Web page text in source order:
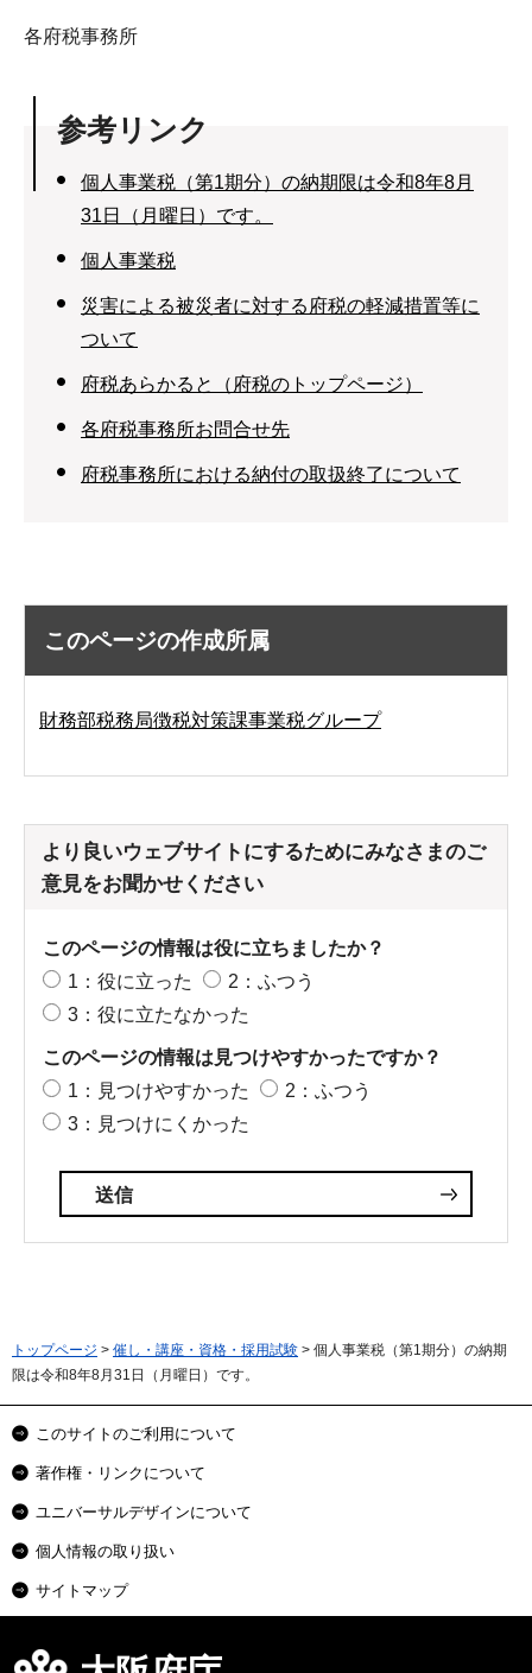
各府税事務所
参考リンク
個人事業税（第1期分）の納期限は令和8年8月
31日（月曜日）です。
個人事業税
災害による被災者に対する府税の軽減措置等に
ついて
府税あらかると（府税のトップページ）
各府税事務所お問合せ先
府税事務所における納付の取扱終了について
このページの作成所属
財務部税務局徴税対策課事業税グループ
より良いウェブサイトにするためにみなさまのご
意見をお聞かせください
このページの情報は役に立ちましたか？
1：役に立った
2：ふつう
3：役に立たなかった
このページの情報は見つけやすかったですか？
1：見つけやすかった
2：ふつう
3：見つけにくかった
トップページ > 催し・講座・資格・採用試験 > 個人事業税（第1期分）の納期
限は令和8年8月31日（月曜日）です。
このサイトのご利用について
著作権・リンクについて
ユニバーサルデザインについて
個人情報の取り扱い
サイトマップ